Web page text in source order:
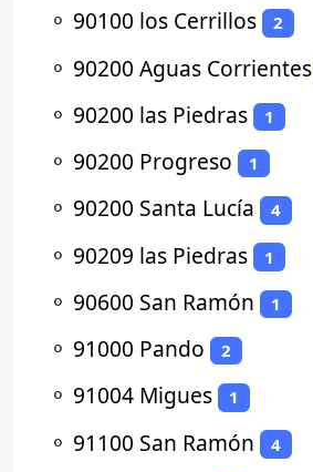
⚬ 90100 los Cerrillos 2
⚬ 90200 Aguas Corrientes
⚬ 90200 las Piedras 1
⚬ 90200 Progreso 1
⚬ 90200 Santa Lucía 4
⚬ 90209 las Piedras 1
⚬ 90600 San Ramón 1
⚬ 91000 Pando 2
⚬ 91004 Migues 1
⚬ 91100 San Ramón 4